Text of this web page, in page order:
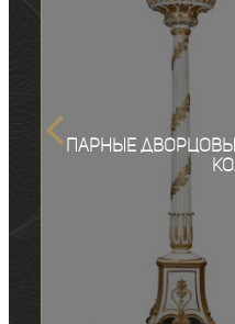
Парные